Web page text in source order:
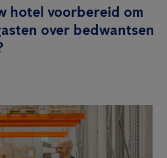
hotel voorbereid om
over bedwantsen